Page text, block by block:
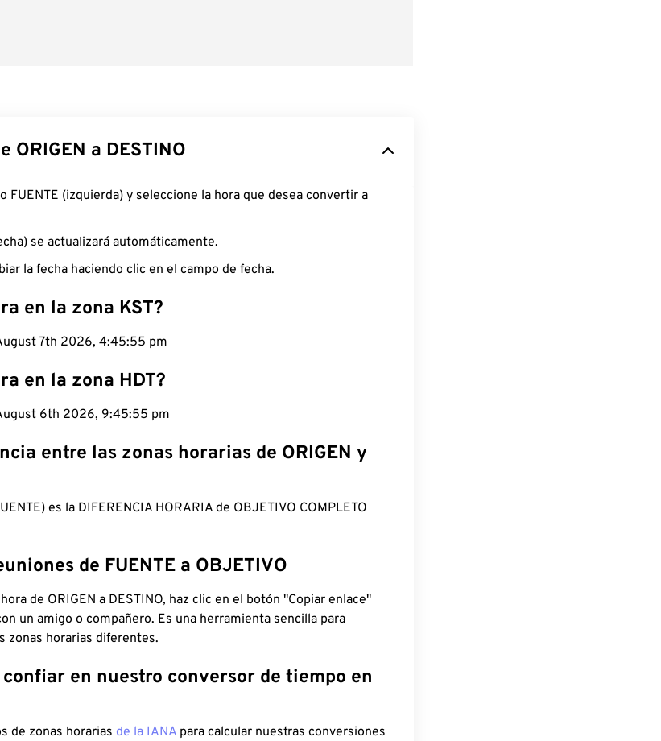
ORIGEN a DESTINO
FUENTE (izquierda) y seleccione la hora que desea convertir a
se actualizará automáticamente.
la fecha haciendo clic en el campo de fecha.
en la zona KST?
7th 2026, 4:45:56 pm
en la zona HDT?
6th 2026, 9:45:56 pm
entre las zonas horarias de ORIGEN y
es la DIFERENCIA HORARIA de OBJETIVO COMPLETO
de FUENTE a OBJETIVO
de ORIGEN a DESTINO, haz clic en el botón "Copiar enlace"
un amigo o compañero. Es una herramienta sencilla para
zonas horarias diferentes.
en nuestro conversor de tiempo en
de zonas horarias de la IANA para calcular nuestras conversiones